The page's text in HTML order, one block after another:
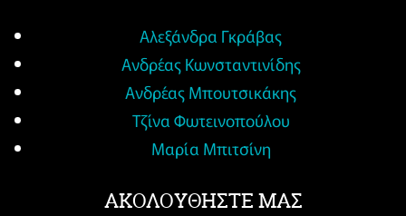
Αλεξάνδρα Γκράβας
Ανδρέας Κωνσταντινίδης
Ανδρέας Μπουτσικάκης
Τζίνα Φωτεινοπούλου
Μαρία Μπιτσίνη
ΑΚΟΛΟΥΘΗΣΤΕ ΜΑΣ